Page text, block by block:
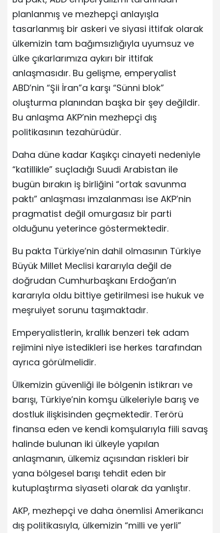
planlanmış ve mezhepçi anlayışla
tasarlanmış bir askeri ve siyasi ittifak olarak
ülkemizin tam bağımsızlığıyla uyumsuz ve
ülke çıkarlarımıza aykırı bir ittifak
anlaşmasıdır. Bu gelişme, emperyalist
ABD’nin “Şii İran”a karşı “Sünni blok”
oluşturma planından başka bir şey değildir.
Bu anlaşma AKP’nin mezhepçi dış
politikasının tezahürüdür.
Daha düne kadar Kaşıkçı cinayeti nedeniyle
“katillikle” suçladığı Suudi Arabistan ile
bugün bırakın iş birliğini “ortak savunma
paktı” anlaşması imzalanması ise AKP’nin
pragmatist değil omurgasız bir parti
olduğunu yeterince göstermektedir.
Bu pakta Türkiye’nin dahil olmasının Türkiye
Büyük Millet Meclisi kararıyla değil de
doğrudan Cumhurbaşkanı Erdoğan’ın
kararıyla oldu bittiye getirilmesi ise hukuk ve
meşruiyet sorunu taşımaktadır.
Emperyalistlerin, krallık benzeri tek adam
rejimini niye istedikleri ise herkes tarafından
ayrıca görülmelidir.
Ülkemizin güvenliği ile bölgenin istikrarı ve
barışı, Türkiye’nin komşu ülkeleriyle barış ve
dostluk ilişkisinden geçmektedir. Terörü
finansa eden ve kendi komşularıyla fiili savaş
halinde bulunan iki ülkeyle yapılan
anlaşmanın, ülkemiz açısından riskleri bir
yana bölgesel barışı tehdit eden bir
kutuplaştırma siyaseti olarak da yanlıştır.
AKP, mezhepçi ve daha önemlisi Amerikancı
dış politikasıyla, ülkemizin “milli ve yerli”